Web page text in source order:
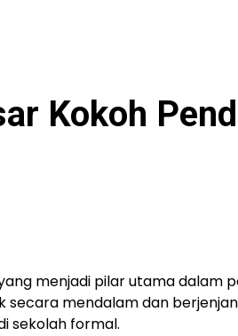
Kokoh
menjadi pilar utama dalam
mendalam dan
sekolah formal.